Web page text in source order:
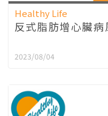
Healthy Life
反式脂肪增心臟
2023/08/04